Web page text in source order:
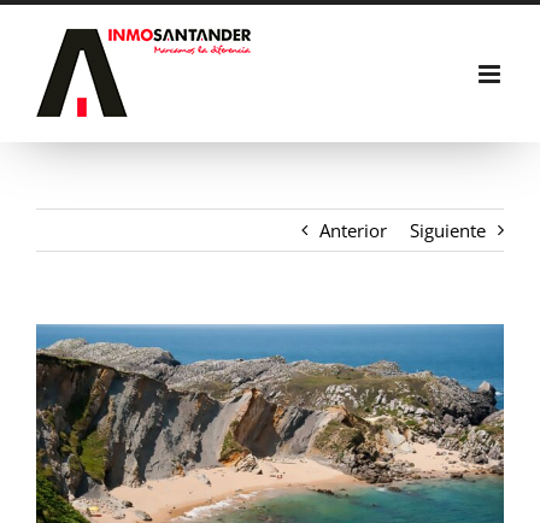
Saltar
contenido
Anterior Siguiente